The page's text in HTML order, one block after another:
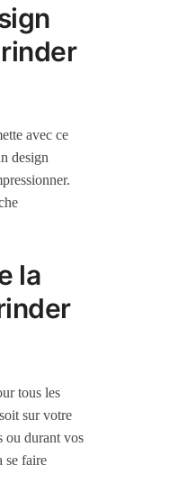
avec ce
design
la
tous les
sur votre
ou durant vos
se faire